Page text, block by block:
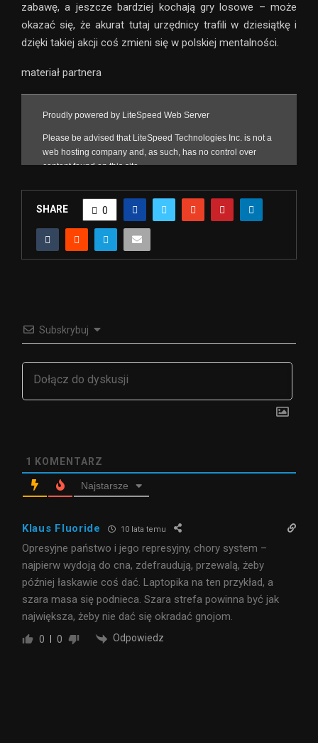
zabawę, a jeszcze bardziej kochają gry losowe – może
okazać się, że akurat tutaj urzędnicy trafili w dziesiątkę i
dzięki takiej akcji coś zmieni się w polskiej mentalności.
materiał partnera
SHARE 0
Subskrybuj
1 KOMENTARZ
Najstarsze
Klaus Fluoride 10 lata temu
Opresyjne państwo i jego represyjny, chory system –
najpierw wydoją do cna, zdefraudują, przewalą, żeby
później łaskawie coś dać. Laptopika na ten przykład, a
szara masa się podnieca. Szara strefa powinna być jak
największa, żeby nie dać się okradać gnojom.
0 0 Odpowiedz